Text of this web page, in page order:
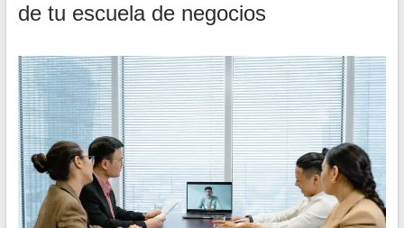
de tu escuela de negocios